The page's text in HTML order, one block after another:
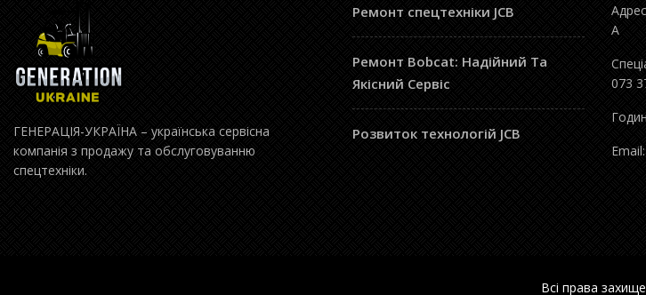
ГЕНЕРАЦІЯ-УКРАЇНА – українська сервісна
компанія з продажу та обслуговуванню
спецтехніки.
Ремонт спецтехніки JCB
Ремонт Bobcat: Надійний Та
Якісний Сервіс
Розвиток технологій JCB
А
073
Email:
Всі права